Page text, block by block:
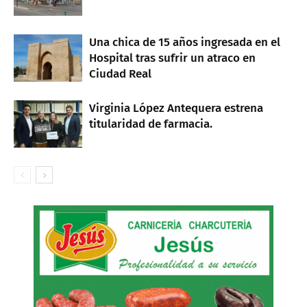
Una chica de 15 años ingresada en el
Hospital tras sufrir un atraco en
Ciudad Real
Virginia López Antequera estrena
titularidad de farmacia.